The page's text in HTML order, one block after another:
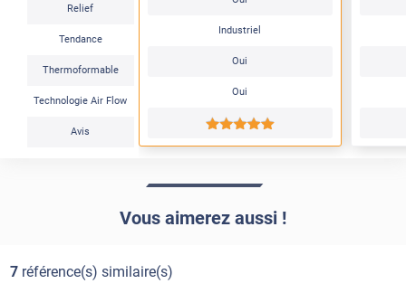
Relief
Tendance
Thermoformable
Technologie Air Flow
Avis
Industriel
Oui
Oui
*****
Vous aimerez aussi !
7référence(s) similaire(s)